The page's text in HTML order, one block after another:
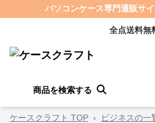
パソコンケース専門通販サ
全点送料無
商品を検索する
ケースクラフト TOP › ビジネスの一